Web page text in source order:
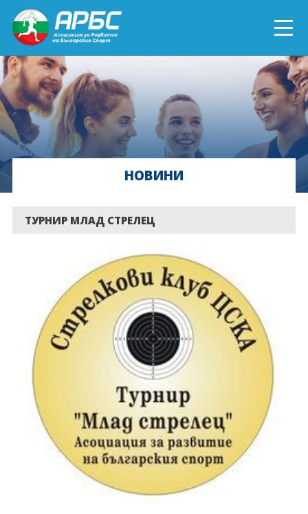
ENGLISH
СПОРТ БЛИЗО ДО ТЕБ
ТЕКУЩИ ПРОЕКТИ
НОВИНИ
ТУРНИР МЛАД СТРЕЛЕЦ